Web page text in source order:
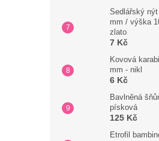
Sedlářský
mm / výška
zlato
7 Kč
Kovová
mm - nikl
6 Kč
Bavlněná
písková
125 Kč
Etrofil